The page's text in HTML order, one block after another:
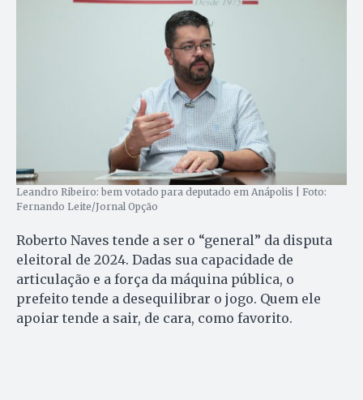
Leandro Ribeiro: bem votado para deputado em Anápolis | Foto:
Fernando Leite/Jornal Opção
Roberto Naves tende a ser o “general” da disputa
eleitoral de 2024. Dadas sua capacidade de
articulação e a força da máquina pública, o
prefeito tende a desequilibrar o jogo. Quem ele
apoiar tende a sair, de cara, como favorito.